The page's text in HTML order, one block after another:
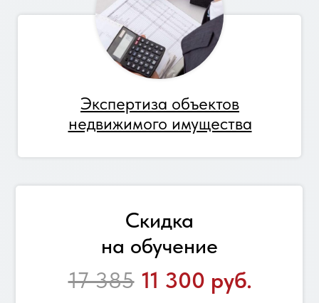
Экспертиза объектов
недвижимого имущества
11 300 руб.
17 385
Скидка
на обучение